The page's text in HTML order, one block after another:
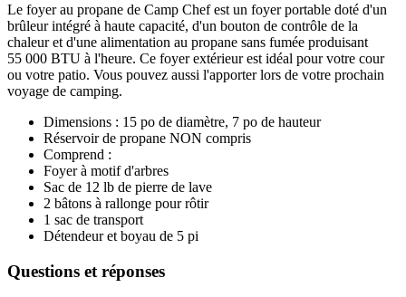
Le foyer au propane de Camp Chef est un foyer portable doté d'un
brûleur intégré à haute capacité, d'un bouton de contrôle de la
chaleur et d'une alimentation au propane sans fumée produisant
55 000 BTU à l'heure. Ce foyer extérieur est idéal pour votre cour
ou votre patio. Vous pouvez aussi l'apporter lors de votre prochain
voyage de camping.
Dimensions : 15 po de diamètre, 7 po de hauteur
Réservoir de propane NON compris
Comprend :
Foyer à motif d'arbres
Sac de 12 lb de pierre de lave
2 bâtons à rallonge pour rôtir
1 sac de transport
Détendeur et boyau de 5 pi
Questions et réponses